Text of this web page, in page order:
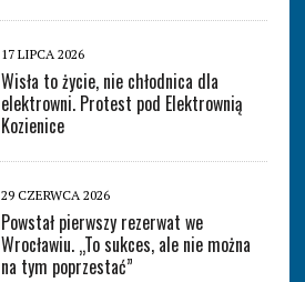
17 LIPCA 2026
Wisła to życie, nie chłodnica dla
elektrowni. Protest pod Elektrownią
Kozienice
29 CZERWCA 2026
Powstał pierwszy rezerwat we
Wrocławiu. „To sukces, ale nie można
na tym poprzestać”